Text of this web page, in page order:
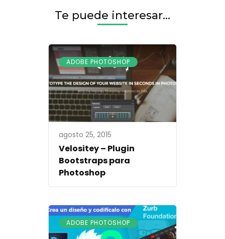
Te puede interesar...
ADOBE PHOTOSHOP
agosto 25, 2015
Velositey – Plugin
Bootstraps para
Photoshop
ADOBE PHOTOSHOP